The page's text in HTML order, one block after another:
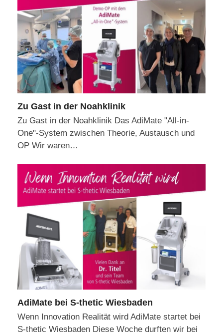
Zu Gast in der Noahklinik
Zu Gast in der Noahklinik Das AdiMate "All-in-
One"-System zwischen Theorie, Austausch und
OP Wir waren…
AdiMate bei S-thetic Wiesbaden
Wenn Innovation Realität wird AdiMate startet bei
S-thetic Wiesbaden Diese Woche durften wir bei